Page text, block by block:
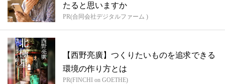
たると思いますか
PR(合同会社デジタルファーム )
【西野亮廣】つくりたいものを追求できる
環境の作り方とは
PR(FINCHI on GOETHE)